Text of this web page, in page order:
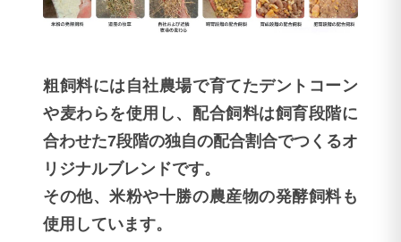
粗飼料には自社農場で育てたデントコーン
や麦わらを使用し、配合飼料は飼育段階に
合わせた7段階の独自の配合割合でつくるオ
リジナルブレンドです。
その他、米粉や十勝の農産物の発酵飼料も
使用しています。